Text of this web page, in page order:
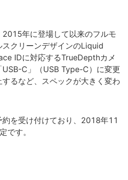
年に登場して以来のフルモ
クリーンデザインのLiquid
IDに対応するTrueDepthカメ
C」（USB Type-C）に変更
るなど、スペックが大きく変わ
を受け付けており、2018年11
です。